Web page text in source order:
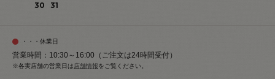
30
31
・・・休業日
営業時間：10:30～16:00（ご注文は24時間受付）
※各実店舗の営業日は 店舗情報をご覧ください。